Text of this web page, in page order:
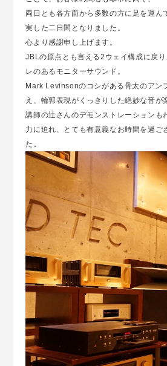
両日とも各方面から多数の方に足を運ん
実した二日間となりました。
心より感謝申し上げます。
JBLの原点とも言える2ウェイ構成に戻
レのあるモニターサウンド。
Mark Levinsonのコシがある骨太のアン
え、輪郭表現がくっきりした絶妙な音が
講師の辻さんのデモンストレーションも
力に迫れ、とても有意義なお時間を過ご
た。